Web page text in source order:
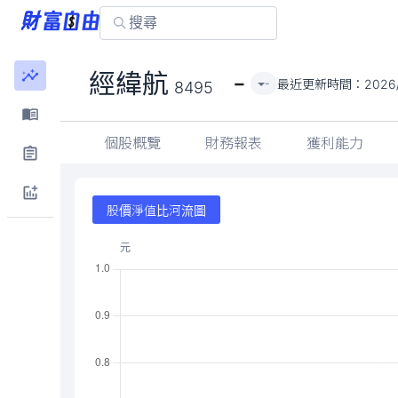
經緯航 8495 - - 最近更新時間：
個股概覽 財務報表 獲利能力
股價淨值比河流圖